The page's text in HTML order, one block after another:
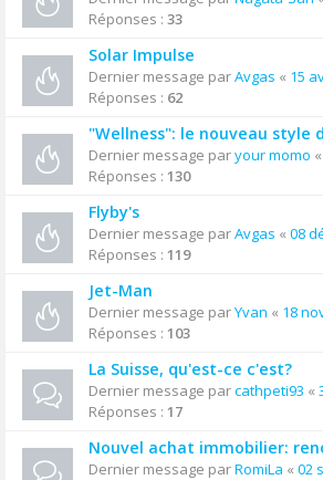
Réponses : 33
Solar Impulse
Dernier message parAvgas « 15
Réponses : 62
"Wellness": le nouveau style
Dernier message paryour momo «
Réponses : 130
Flyby's
Dernier message parAvgas « 08
Réponses : 119
Jet-Man
Dernier message parYvan « 18
Réponses : 103
La Suisse, qu'est-ce c'est?
Dernier message parcathpeti93 «
Réponses : 17
Nouvel achat immobilier:
Dernier message parRomiLa « 02